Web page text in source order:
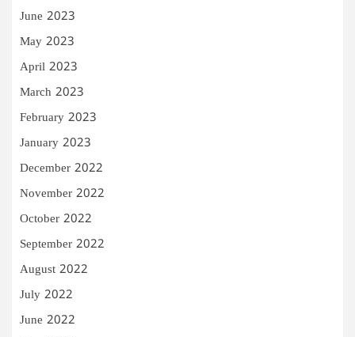
June 2023
May 2023
April 2023
March 2023
February 2023
January 2023
December 2022
November 2022
October 2022
September 2022
August 2022
July 2022
June 2022